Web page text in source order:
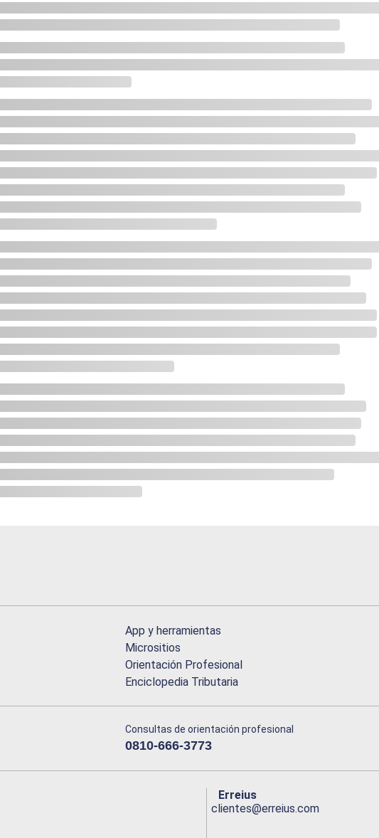
App y herramientas
Micrositios
Orientación Profesional
Enciclopedia Tributaria
Consultas de orientación profesional
0810-666-3773
Erreius
clientes@erreius.com